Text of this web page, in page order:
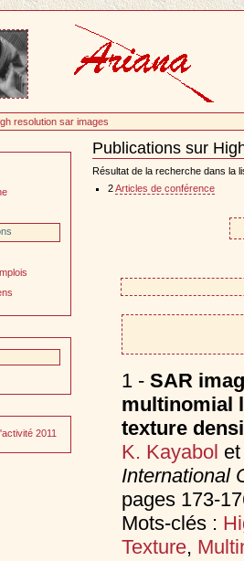
resolution sar images
2011
Publications sur
Document
Actions
Résultat de la recherche dans la
2Articles de conférence
1 - SAR
multinomial
texture
K. Kayabol et
International
pages 173-
Mots-clés :
Texture,